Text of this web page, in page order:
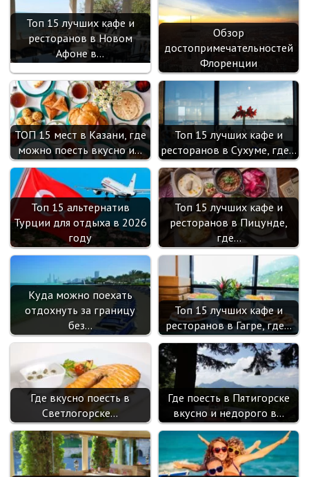
sn
ik
i
Топ 15 лучших кафе и
ресторанов в Новом
Афоне в…
Обзор
достопримечательностей
Флоренции
ТОП 15 мест в Казани, где
можно поесть вкусно и…
Топ 15 лучших кафе и
ресторанов в Сухуме, где…
Топ 15 альтернатив
Турции для отдыха в 2026
году
Топ 15 лучших кафе и
ресторанов в Пицунде,
где…
Куда можно поехать
отдохнуть за границу
без…
Топ 15 лучших кафе и
ресторанов в Гагре, где…
Где вкусно поесть в
Светлогорске…
Где поесть в Пятигорске
вкусно и недорого в…